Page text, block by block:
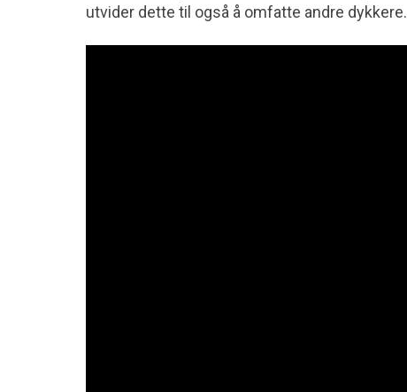
utvider dette til også å omfatte andre dykkere.